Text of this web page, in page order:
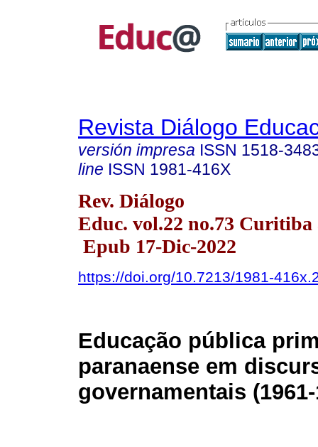
Revista Diálogo
versión impresa ISSN 1518-
line ISSN 1981-416X
Rev. Diálogo
Educ. vol.22 no.73 Curitiba
Epub 17-Dic-2022
https://doi.org/10.7213/1981-
Educação pública
paranaense em
governamentais